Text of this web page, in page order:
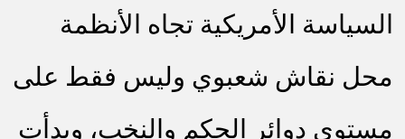
السياسة الأمريكية تجاه الأنظمة
محل نقاش شعبوي وليس فقط على
مستوى دوائر الحكم والنخب، وبدأت